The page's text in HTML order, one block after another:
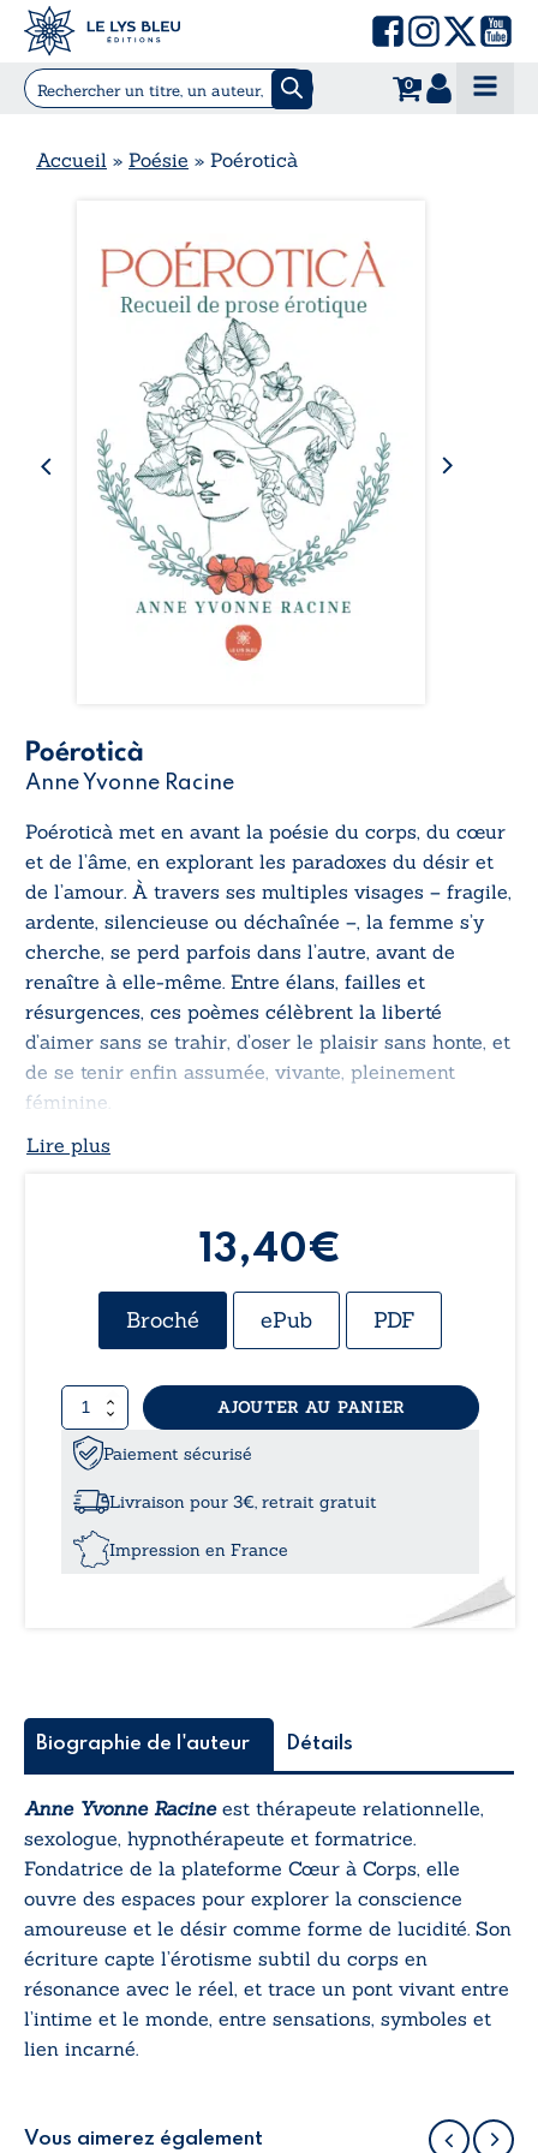
0
Accueil » Poésie » Poéroticà
Poéroticà
Anne Yvonne Racine
Poéroticà met en avant la poésie du corps, du cœur
et de l’âme, en explorant les paradoxes du désir et
de l’amour. À travers ses multiples visages – fragile,
ardente, silencieuse ou déchaînée –, la femme s’y
cherche, se perd parfois dans l’autre, avant de
renaître à elle-même. Entre élans, failles et
résurgences, ces poèmes célèbrent la liberté
d’aimer sans se trahir, d’oser le plaisir sans honte, et
de se tenir enfin assumée, vivante, pleinement
féminine.
Lire plus
13,40€
Broché ePub PDF
quantité
de
Poéroticà
AJOUTER AU PANIER
Paiement sécurisé
Livraison pour 3€, retrait gratuit
Impression en France
Biographie de l'auteur Détails
Anne Yvonne Racineest thérapeute relationnelle,
sexologue, hypnothérapeute et formatrice.
Fondatrice de la plateforme Cœur à Corps, elle
ouvre des espaces pour explorer la conscience
amoureuse et le désir comme forme de lucidité. Son
écriture capte l’érotisme subtil du corps en
résonance avec le réel, et trace un pont vivant entre
l’intime et le monde, entre sensations, symboles et
lien incarné.
Vous aimerez également